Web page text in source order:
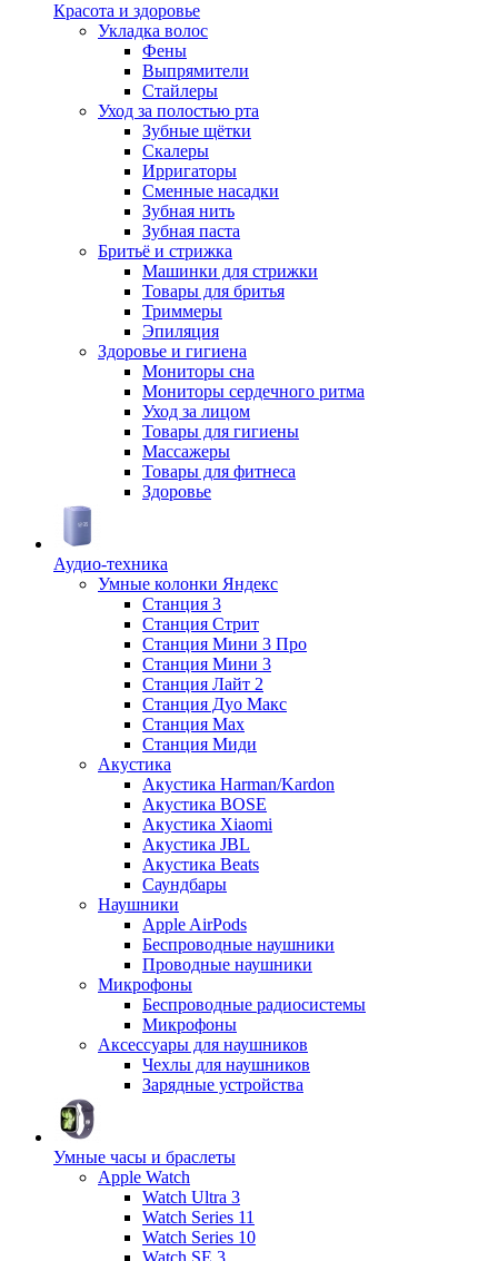
Красота и здоровье
Укладка волос
Фены
Выпрямители
Стайлеры
Уход за полостью рта
Зубные щётки
Скалеры
Ирригаторы
Сменные насадки
Зубная нить
Зубная паста
Бритьё и стрижка
Машинки для стрижки
Товары для бритья
Триммеры
Эпиляция
Здоровье и гигиена
Мониторы сна
Мониторы сердечного ритма
Уход за лицом
Товары для гигиены
Массажеры
Товары для фитнеса
Здоровье
Аудио-техника
Умные колонки Яндекс
Станция 3
Станция Стрит
Станция Мини 3 Про
Станция Мини 3
Станция Лайт 2
Станция Дуо Макс
Станция Max
Станция Миди
Акустика
Акустика Harman/Kardon
Акустика BOSE
Акустика Xiaomi
Акустика JBL
Акустика Beats
Саундбары
Наушники
Apple AirPods
Беспроводные наушники
Проводные наушники
Микрофоны
Беспроводные радиосистемы
Микрофоны
Аксессуары для наушников
Чехлы для наушников
Зарядные устройства
Умные часы и браслеты
Apple Watch
Watch Ultra 3
Watch Series 11
Watch Series 10
Watch SE 3